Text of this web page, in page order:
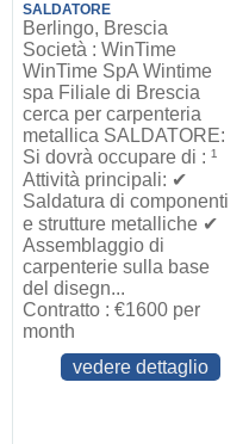
SALDATORE
Berlingo, Brescia
Società : WinTime
WinTime SpA Wintime
spa Filiale di Brescia
cerca per carpenteria
metallica SALDATORE:
Si dovrà occupare di : ¹
Attività principali: ✔
Saldatura di componenti
e strutture metalliche ✔
Assemblaggio di
carpenterie sulla base
del disegn...
Contratto : €1600 per
month
vedere dettaglio